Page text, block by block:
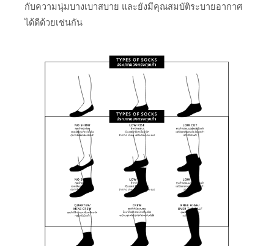
กับความนุ่มบางเบาสบาย และยังมีคุณสมบัติระบายอากาศ
ได้ดีด้วยเช่นกัน